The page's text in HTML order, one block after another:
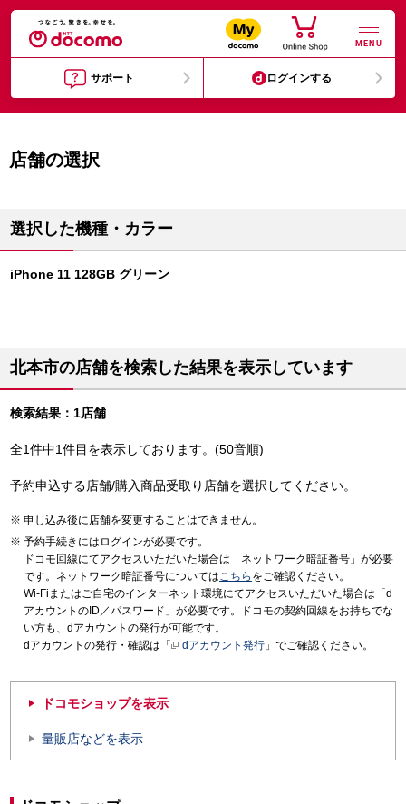
MENU
サポート ログインする
店舗の選択
選択した機種・カラー
iPhone 11 128GB グリーン
北本市の店舗を検索した結果を表示しています
検索結果：1店舗
全1件中1件目を表示しております。(50音順)
予約申込する店舗/購入商品受取り店舗を選択してください。
申し込み後に店舗を変更することはできません。
予約手続きにはログインが必要です。
ドコモ回線にてアクセスいただいた場合は「ネットワーク暗証番号」が必要
です。ネットワーク暗証番号についてはこちら をご確認ください。
Wi-Fiまたはご自宅のインターネット環境にてアクセスいただいた場合は「d
アカウントのID／パスワード」が必要です。ドコモの契約回線をお持ちでな
い方も、dアカウントの発行が可能です。
dアカウントの発行・確認は「
dアカウント発行 」でご確認ください。
ドコモショップを表示
量販店などを表示